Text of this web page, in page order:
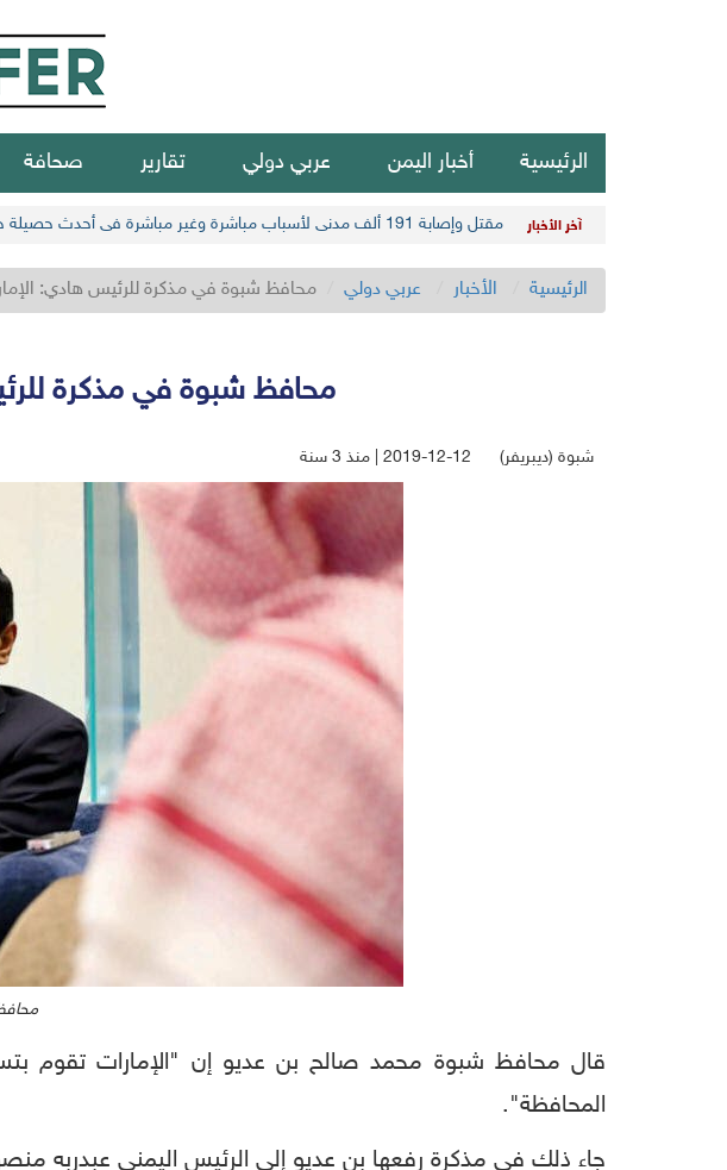
الرئيسية أخبار اليمن عربي دولي تقارير صحافة
آخر الأخبار مقتل وإصابة 191 ألف مدني لأسباب مباشرة وغير مباشرة في أحدث حصيلة حوثية
الرئيسية الأخبار عربي دولي محافظ شبوة في مذكرة للرئيس هادي:
محافظ شبوة في مذكرة
شبوة (ديبريفر) 2019-12-12 | منذ 3 سنة
قال محافظ شبوة محمد صالح بن عديو إن "الإمارات تقوم
المحافظة".
جاء ذلك في مذكرة رفعها بن عديو إلى الرئيس اليمني عبدربه